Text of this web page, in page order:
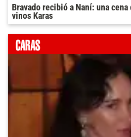
Bravado recibió a Naní: una
vinos Karas